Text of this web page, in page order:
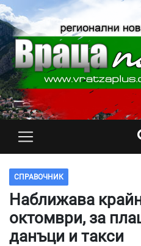
СПРАВОЧНИК
Наближава
октомври, за
данъци и такси